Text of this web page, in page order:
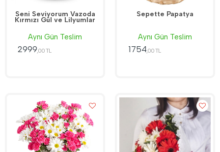
Seni Seviyorum Vazoda
Kırmızı Gül ve Lilyumlar
Aynı Gün Teslim
2999 ,00 TL
Sepette Papatya
Aynı Gün Teslim
1754 ,00 TL